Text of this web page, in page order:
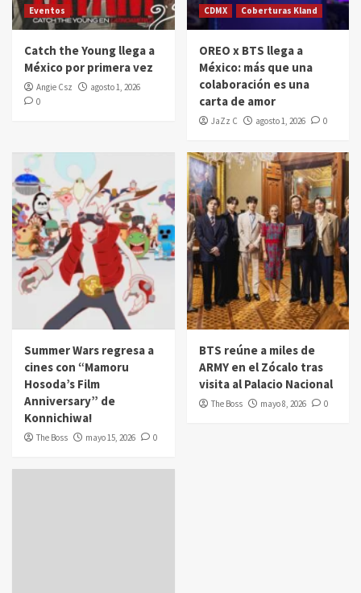
Eventos
Catch the Young llega a
México por primera vez
Angie Csz
agosto 1, 2026
0
CDMX Coberturas Kland
OREO x BTS llega a
México: más que una
colaboración es una
carta de amor
JaZz C agosto 1, 2026 0
Summer Wars regresa a
cines con “Mamoru
Hosoda’s Film
Anniversary” de
Konnichiwa!
The Boss mayo 15, 2026 0
BTS reúne a miles de
ARMY en el Zócalo tras
visita al Palacio Nacional
The Boss mayo 8, 2026 0